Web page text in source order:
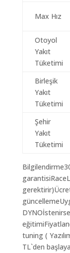
Max Hız
Otoyol
Yakıt
Tüketimi
Birleşik
Yakıt
Tüketimi
Şehir
Yakıt
Tüketimi
tuning (
TL`den